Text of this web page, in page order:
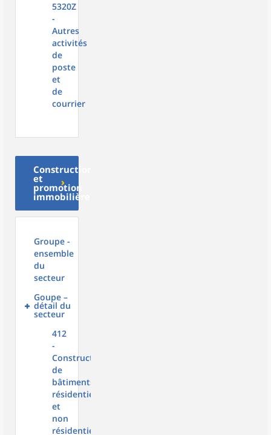
5320Z
-
Autres
activités
de
poste
et
de
courrier
Construction
et
promotion
immobilière
Groupe -
ensemble
du
secteur
Goupe –
détail du
secteur
412
-
Construction
de
bâtiments
résidentiels
et
non
résidentiels